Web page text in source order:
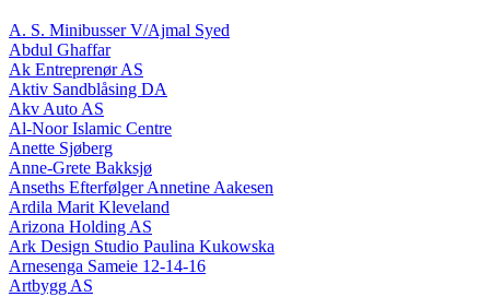
A. S. Minibusser V/Ajmal Syed
Abdul Ghaffar
Ak Entreprenør AS
Aktiv Sandblåsing DA
Akv Auto AS
Al-Noor Islamic Centre
Anette Sjøberg
Anne-Grete Bakksjø
Anseths Efterfølger Annetine Aakesen
Ardila Marit Kleveland
Arizona Holding AS
Ark Design Studio Paulina Kukowska
Arnesenga Sameie 12-14-16
Artbygg AS